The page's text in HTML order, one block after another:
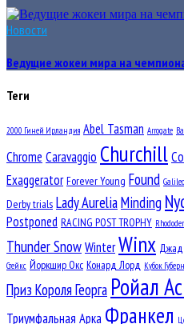
Новости
Ведущие жокеи мира на
Теги
2000 Гиней Ирландия Abel Tasman Arrogate
Chrome Caravaggio Churchill
Exaggerator Forever Young Found Galileo
Derby trials Lady AureliaMinding
Postponed RACING POST TROPHY
Thunder SnowWinterWinx
Стейкс Йоркшир Окс Конард Лорд Кубок
Приз Короля Георга Ройал
Триумфальная Арка Франкел